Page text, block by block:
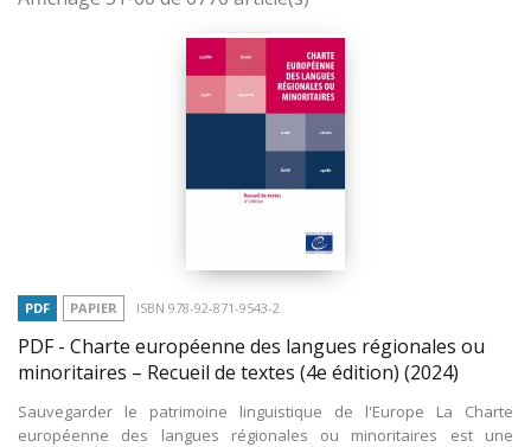
PDF PAPIER ISBN 978-92-871-9543-2
PDF - Charte européenne des langues régionales ou
minoritaires – Recueil de textes (4e édition) (2024)
Sauvegarder le patrimoine linguistique de l'Europe La Charte
européenne des langues régionales ou minoritaires est une